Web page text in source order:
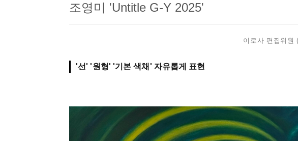
조영미 'Untitle G-Y 2025'
이로사 편집위
'선' '원형' '기본 색채' 자유롭게 표현